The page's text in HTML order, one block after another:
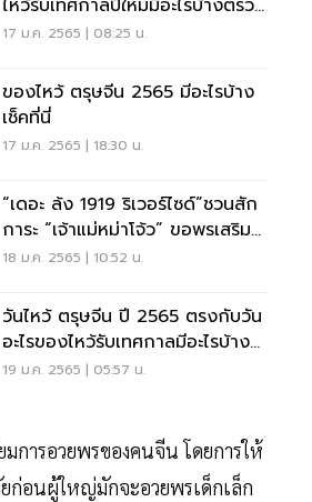
ไหว้รับเทศกาลปีใหม่มีอะไรบ้างตรวจ
สอบที่นี่
17 ม.ค. 2565 | 08:25 น.
ของไหว้ ตรุษจีน 2565 มีอะไรบ้าง
เช็คที่นี่
17 ม.ค. 2565 | 18:30 น.
“เดอะ ล้ง 1919 ริเวอร์ไซด์”ชวนสัก
การะ “เจ้าแม่หม่าโจ้ว” ขอพรเสริม
สิริมงคล
18 ม.ค. 2565 | 10:52 น.
วันไหว้ ตรุษจีน ปี 2565 ตรงกับวัน
อะไรของไหว้รับเทศกาลมีอะไรบ้าง
เช็คที่นี่
19 ม.ค. 2565 | 05:57 น.
มการอวยพรของคนจีน โดยการให้
ก่อนผู้ใหญ่มักจะอวยพรเด็กเล็ก